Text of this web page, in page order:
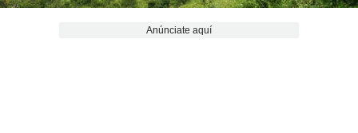
Anúnciate aquí